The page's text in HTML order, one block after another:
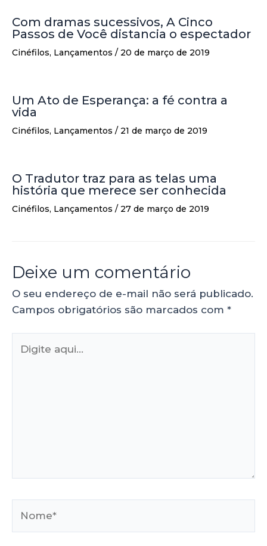
Com dramas sucessivos, A Cinco
Passos de Você distancia o espectador
Cinéfilos, Lançamentos / 20 de março de 2019
Um Ato de Esperança: a fé contra a
vida
Cinéfilos, Lançamentos / 21 de março de 2019
O Tradutor traz para as telas uma
história que merece ser conhecida
Cinéfilos, Lançamentos / 27 de março de 2019
Deixe um comentário
O seu endereço de e-mail não será publicado.
Campos obrigatórios são marcados com *